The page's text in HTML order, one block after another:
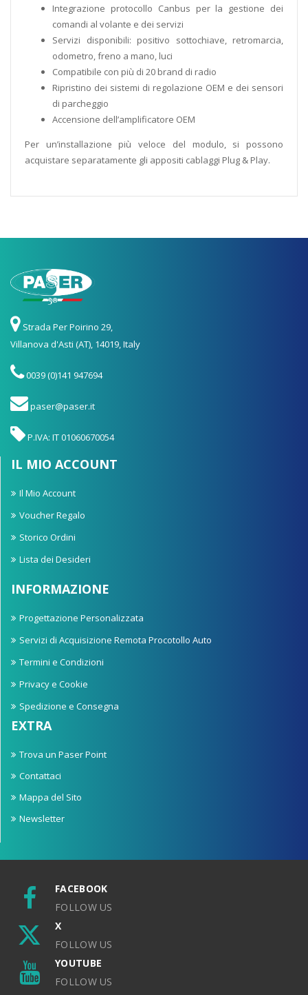
Integrazione protocollo Canbus per la gestione dei
comandi al volante e dei servizi
Servizi disponibili: positivo sottochiave, retromarcia,
odometro, freno a mano, luci
Compatibile con più di 20 brand di radio
Ripristino dei sistemi di regolazione OEM e dei sensori
di parcheggio
Accensione dell’amplificatore OEM
Per un’installazione più veloce del modulo, si possono
acquistare separatamente gli appositi cablaggi Plug & Play.
Strada Per Poirino 29,
Villanova d'Asti (AT), 14019, Italy
0039 (0)141 947694
paser@paser.it
P.IVA: IT 01060670054
IL MIO ACCOUNT
Il Mio Account
Voucher Regalo
Storico Ordini
Lista dei Desideri
INFORMAZIONE
Progettazione Personalizzata
Servizi di Acquisizione Remota Procotollo Auto
Termini e Condizioni
Privacy e Cookie
Spedizione e Consegna
EXTRA
Trova un Paser Point
Contattaci
Mappa del Sito
Newsletter
FACEBOOK
FOLLOW US
X
FOLLOW US
YOUTUBE
FOLLOW US